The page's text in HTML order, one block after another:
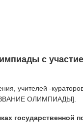
с
учителей -
ОЛИМПИАДЫ].
государственной